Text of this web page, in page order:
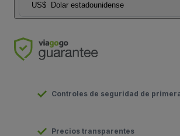
US$ Dolar estadounidense
Controles de seguridad de
Precios transparentes